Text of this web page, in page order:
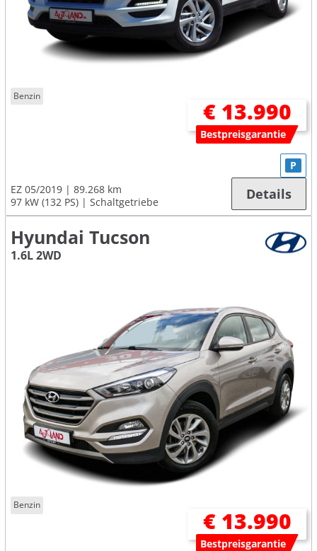
Benzin
€ 13.990
Bestpreisgarantie
EZ 05/2019
89.268 km
97 kW (132 PS)
Schaltgetriebe
P
Details
Hyundai Tucson
1.6L 2WD
Benzin
€ 13.990
Bestpreisgarantie